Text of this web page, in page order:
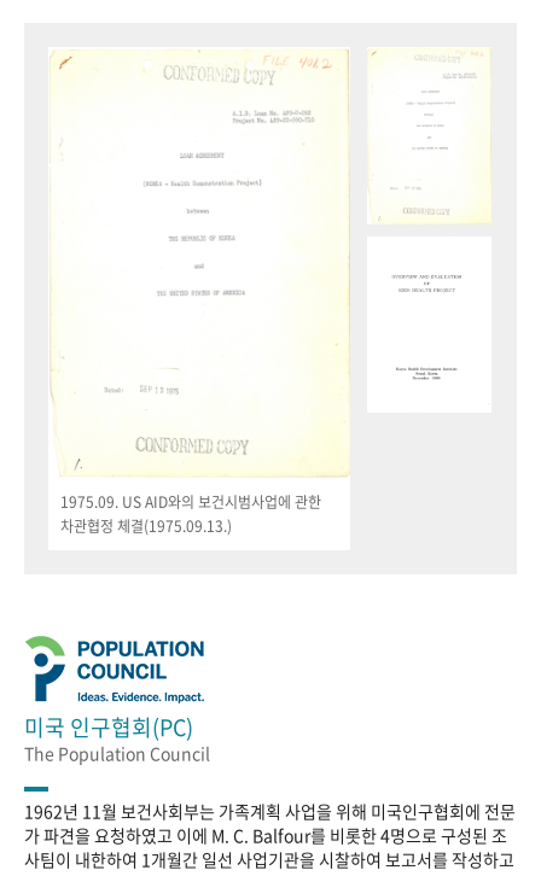
1975.09. US AID와의 보건시범사업에 관한
차관협정 체결(1975.09.13.)
미국 인구협회(PC)
The Population Council
1962년 11월 보건사회부는 가족계획 사업을 위해 미국인구협회에 전문
가 파견을 요청하였고 이에 M. C. Balfour를 비롯한 4명으로 구성된 조
사팀이 내한하여 1개월간 일선 사업기관을 시찰하여 보고서를 작성하고